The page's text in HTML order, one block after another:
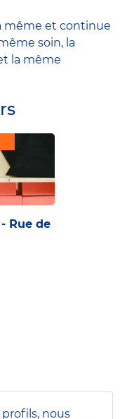
même et continue
soin, la
la même
Rue de
nous